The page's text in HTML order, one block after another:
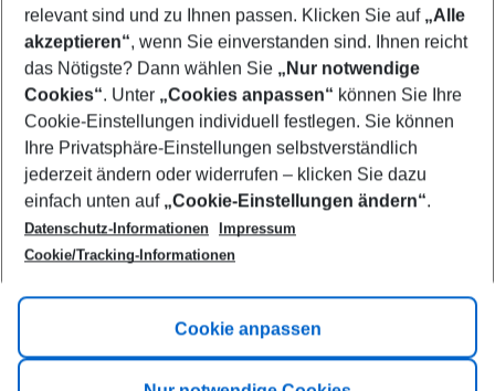
Show more filter
Footer
Footer navigation
Title A
Link A
relevant sind und zu Ihnen passen. Klicken Sie auf „Alle
akzeptieren“, wenn Sie einverstanden sind. Ihnen reicht
das Nötigste? Dann wählen Sie „Nur notwendige
Cookies“. Unter „Cookies anpassen“ können Sie Ihre
Cookie-Einstellungen individuell festlegen. Sie können
Ihre Privatsphäre-Einstellungen selbstverständlich
jederzeit ändern oder widerrufen – klicken Sie dazu
einfach unten auf „Cookie-Einstellungen ändern“.
Datenschutz-Informationen
Impressum
Cookie/Tracking-Informationen
Cookie anpassen